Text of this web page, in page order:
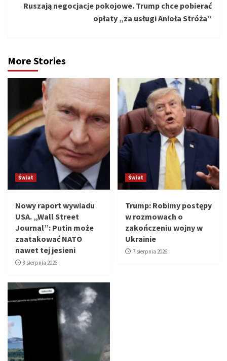
Ruszają negocjacje pokojowe. Trump chce pobierać
opłaty „za usługi Anioła Stróża”
More Stories
Świat
Nowy raport wywiadu
USA. „Wall Street
Journal”: Putin może
zaatakować NATO
nawet tej jesieni
8 sierpnia 2026
Świat
Trump: Robimy postępy
w rozmowach o
zakończeniu wojny w
Ukrainie
7 sierpnia 2026